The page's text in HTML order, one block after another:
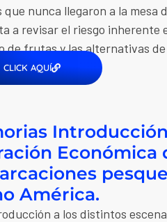
que nunca llegaron a la mesa
a revisar el riesgo inherente
de frutas y las alternativas
CLICK AQUÍ
Económica
América.
a los distintos